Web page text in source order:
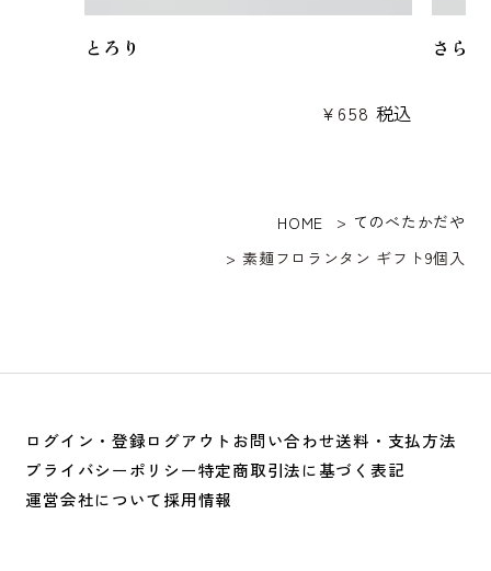
とろり
¥ 658 税込
さらり
HOME
てのべたかだや
素麺フロランタン ギフト9個入
ログイン・登録ログアウト お問い合わせ送料・支払方法
プライバシーポリシー特定商取引法に基づく表記
運営会社について採用情報